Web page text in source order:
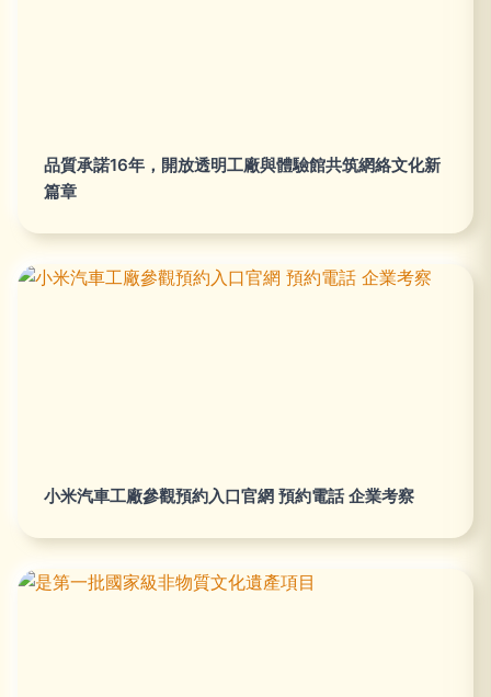
品質承諾16年，開放透明工廠與體驗館共筑網絡文化新
篇章
小米汽車工廠參觀預約入口官網 預約電話 企業考察